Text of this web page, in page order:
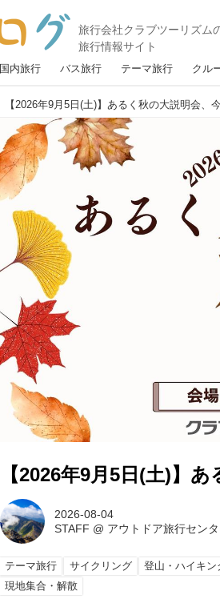
国内旅行 バス旅行 テーマ旅行 クル
【2026年9月5日(土)】あるく秋の大説明会、
【2026年9月5日(土)】
2026-08-04
STAFF @ アウトドア旅行セン
テーマ旅行 サイクリング 登山・ハイキン
現地集合・解散